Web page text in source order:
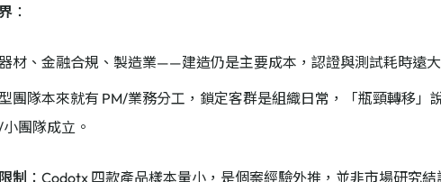
：
材、金融合規、製造業——建造仍是主要成本，認證與測試耗時遠大
團隊本來就有 PM/業務分工，鎖定客群是組織日常，「瓶頸轉移」
團隊成立。
制 ：Codotx 四款產品樣本量小，是個案經驗外推，並非市場研究結